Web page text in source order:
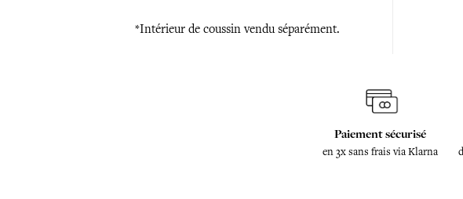
*Intérieur de coussin vendu séparément.
Paiement sécurisé
en 3x sans frais via Klarna